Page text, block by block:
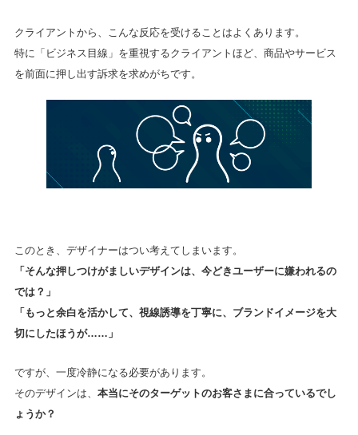
クライアントから、こんな反応を受けることはよくあります。
特に「ビジネス目線」を重視するクライアントほど、商品やサービス
を前面に押し出す訴求を求めがちです。
このとき、デザイナーはつい考えてしまいます。
「そんな押しつけがましいデザインは、今どきユーザーに嫌われるの
では？」
「もっと余白を活かして、視線誘導を丁寧に、ブランドイメージを大
切にしたほうが……」
ですが、一度冷静になる必要があります。
そのデザインは、 本当にそのターゲットのお客さまに合っているでし
ょうか？